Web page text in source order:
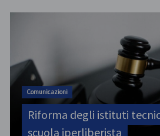
ATA
SINATAS Venezia,
il 31 luglio